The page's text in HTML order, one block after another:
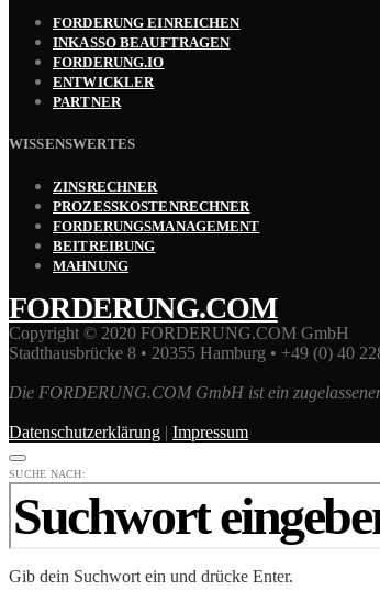
FORDERUNG EINREICHEN
INKASSO BEAUFTRAGEN
FORDERUNG.IO
ENTWICKLER
PARTNER
WISSENSWERTES
ZINSRECHNER
PROZESSKOSTENRECHNER
FORDERUNGSMANAGEMENT
BEITREIBUNG
MAHNUNG
FORDERUNG.COM
Copyright © 2020 FORDERUNG.COM GmbH
Stadthausbrücke 8 • 20355 Hamburg • +49 (0) 40
Die FORDERUNG.COM GmbH ist ein
Datenschutzerklärung | Impressum
SUCHE NACH:
Gib dein Suchwort ein und drücke Enter.